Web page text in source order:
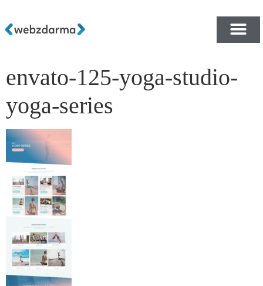
envato-125-yoga-studio-
yoga-series